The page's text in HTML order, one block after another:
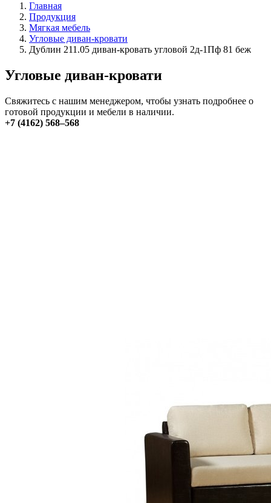
Главная
Продукция
Мягкая мебель
Угловые диван-кровати
Дублин 211.05 диван-кровать угловой 2д-1Пф 81 беж
Угловые диван-кровати
Свяжитесь с нашим менеджером, чтобы узнать подробнее о
готовой продукции и мебели в наличии.
+7 (4162) 568–568